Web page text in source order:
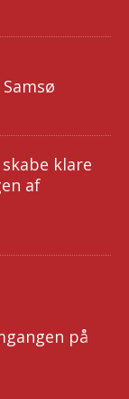
klare
af
på